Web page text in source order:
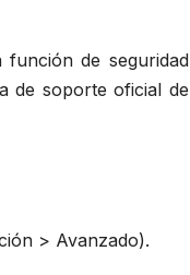
de seguridad
de soporte oficial de
> Avanzado).